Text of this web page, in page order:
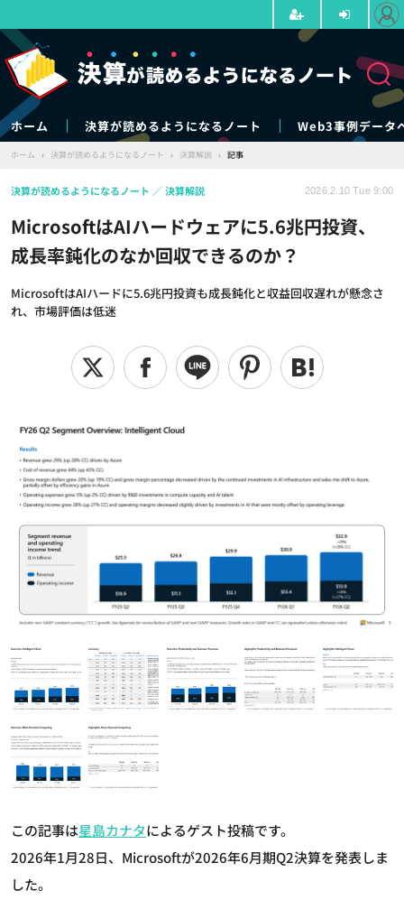
ホーム 決算が読めるようになるノート Web3事例データ
ホーム › 決算が読めるようになるノート › 決算解説 › 記事
MicrosoftはAIハードウェアに5.6兆円投資、
成長率鈍化のなか回収できるのか？
MicrosoftはAIハードに5.6兆円投資も成長鈍化と収益回収遅れが懸念さ
れ、市場評価は低迷
決算が読めるようになるノート 決算解説 2026.2.10 Tue 9:00
この記事は星島カナタによるゲスト投稿です。
2026年1月28日、Microsoftが2026年6月期Q2決算を発表しま
した。